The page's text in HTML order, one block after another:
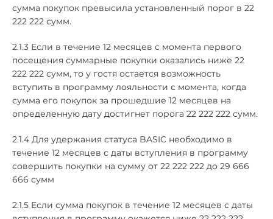
сумма покупок превысила установленный порог в 22
222 222 сумм.
2.1.3 Если в течение 12 месяцев с момента первого
посещения суммарные покупки оказались ниже 22
222 222 сумм, то у гостя остается возможность
вступить в программу лояльности с момента, когда
сумма его покупок за прошедшие 12 месяцев на
определенную дату достигнет порога 22 222 222 сумм.
2.1.4 Для удержания статуса BASIC необходимо в
течение 12 месяцев с даты вступления в программу
совершить покупки на сумму от 22 222 222 до 29 666
666 сумм
2.1.5 Если сумма покупок в течение 12 месяцев с даты